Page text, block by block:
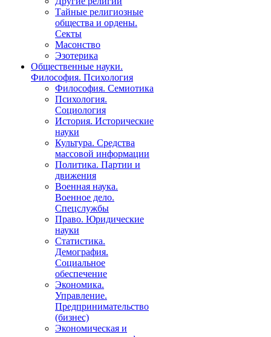
Тайные религиозные
общества и ордены.
Секты
Масонство
Эзотерика
Общественные науки.
Философия. Психология
Философия. Семиотика
Психология.
Социология
История. Исторические
науки
Культура. Средства
массовой информации
Политика. Партии и
движения
Военная наука.
Военное дело.
Спецслужбы
Право. Юридические
науки
Статистика.
Демография.
Социальное
обеспечение
Экономика.
Управление.
Предпринимательство
(бизнес)
Экономическая и